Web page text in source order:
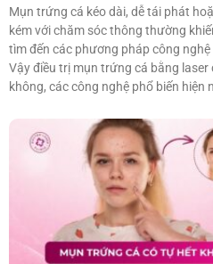
Mụn trứng cá kéo dài, dễ tái phát
kém với chăm sóc thông thường
tìm đến các phương pháp công nghệ
Vậy điều trị mụn trứng cá bằng laser
không, các công nghệ phổ biến hiện